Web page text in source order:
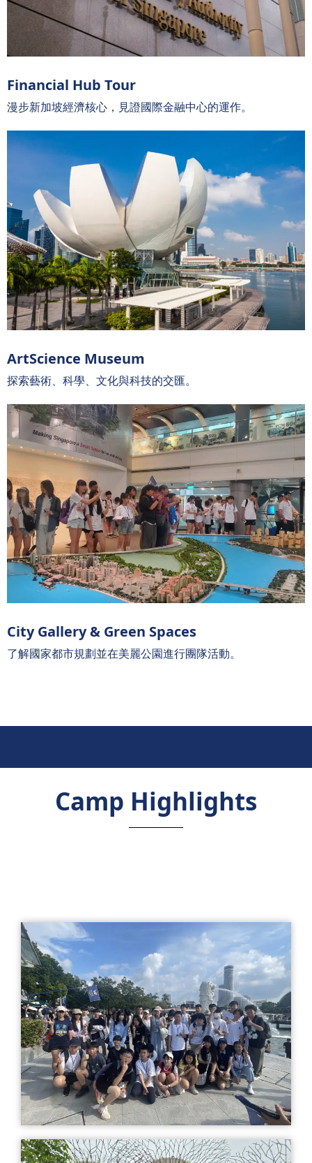
Financial Hub Tour
漫步新加坡經濟核心，見證國際金融中心的運作。
ArtScience Museum
探索藝術、科學、文化與科技的交匯。
City Gallery & Green Spaces
了解國家都市規劃並在美麗公園進行團隊活動。
Camp Highlights